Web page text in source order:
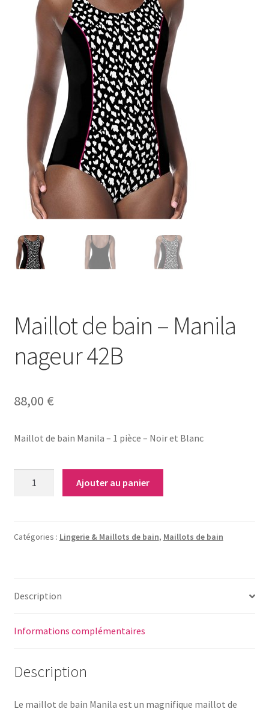
Contactez-nous
Gift Card Balance
Les conditions de prise en charge par la Sécurité Sociale
Liens utiles
Mentions légales
Mon compte
Nos conseillères proche de chez vous
Nous rejoindre
Page exemple Graffiti
Témoignages
Validation de la commande
Maillot de bain – Manila
nageur 42B
88,00 €
Maillot de bain Manila – 1 pièce – Noir et Blanc
bain
42B
Ajouter au panier
Catégories : Lingerie & Maillots de bain, Maillots de bain
Description
Informations complémentaires
Description
Le maillot de bain Manila est un magnifique maillot de